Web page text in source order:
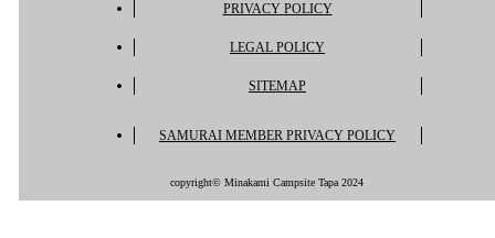
PRIVACY POLICY
LEGAL POLICY
SITEMAP
SAMURAI MEMBER PRIVACY POLICY
copyright© Minakami Campsite Tapa 2024